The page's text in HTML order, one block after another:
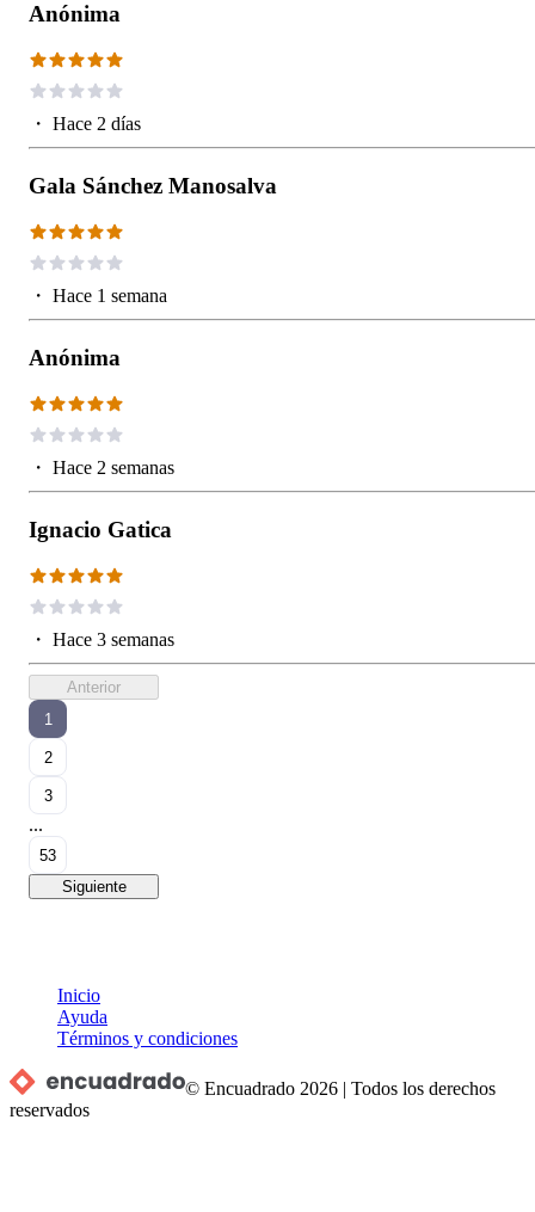
Anónima
・ Hace 2 días
Gala Sánchez Manosalva
・ Hace 1 semana
Anónima
・ Hace 2 semanas
Ignacio Gatica
・ Hace 3 semanas
Anterior
1
2
3
...
53
Siguiente
Inicio
Ayuda
Términos y condiciones
© Encuadrado 2026 |Todos los derechos
reservados